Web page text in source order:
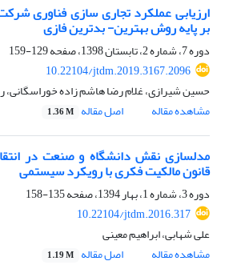
ارزیابی عملکرد تجاری سازی فناوری
بر پایه روش بهترین- بدترین فازی
دوره 7، شماره 2، تابستان 1398، صفحه
129-159
10.22104/jtdm.2019.3167.2096
حسین شیرازی، غلام رضا هاشم زاده خوراسگانی،
مشاهده مقاله
اصل مقاله 1.36 M
مدلسازی نقش دانشگاه و صنعت در
قانون مالکیت فکری با رویکرد سیستمی
دوره 3، شماره 1، بهار 1394، صفحه
135-158
10.22104/jtdm.2016.317
علی شهابی، ابراهیم معینی
مشاهده مقاله
اصل مقاله 1.19 M